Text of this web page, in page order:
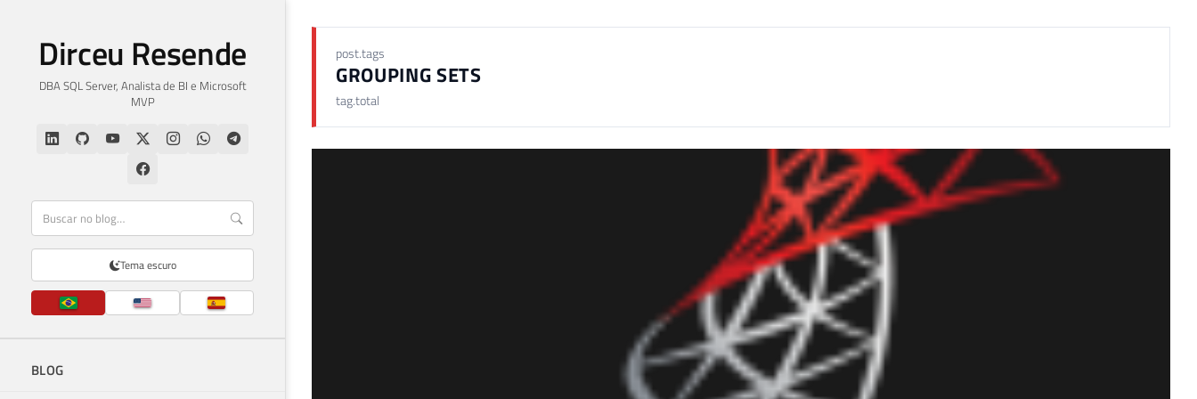
Dirceu Resende
DBA SQL Server, Analista de BI e Microsoft
MVP
Tema escuro
BLOG
post.tags
GROUPING SETS
tag.total